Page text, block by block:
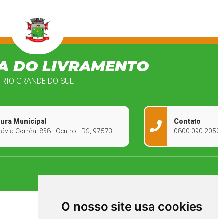
O nosso site usa cookies
DO LIVRAMENTO
RIO GRANDE DO SUL
Municipal
Corrêa, 858 - Centro - RS, 97573-
Contato
0800 090